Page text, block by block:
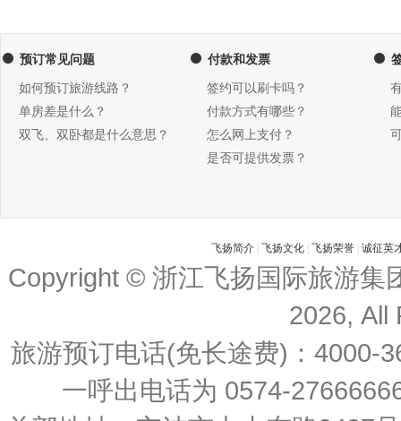
预订常见问题
如何预订旅游线路？
单房差是什么？
双飞、双卧都是什么意思？
付款和发票
签约可以刷卡吗？
付款方式有哪些？
怎么网上支付？
是否可提供发票？
飞扬简介 飞扬文化 飞扬荣誉 诚征英
Copyright © 浙江飞扬国际旅游集
2026, All
旅游预订电话(免长途费)：4000-
一呼出电话为 0574-